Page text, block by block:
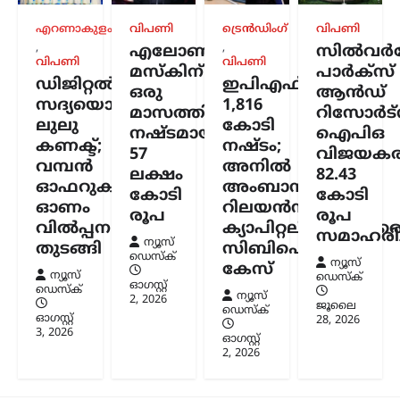
പുതിയ പരമോന്നത
നേതാവിന്റെ സാന്നിധ്യം
കരുത്തെന്ന് ഇറാൻ
പ്രസിഡന്റ്
ന്യൂസ് ഡെസ്ക്
ഓഗസ്റ്റ്‌ 6, 2026
ഇറാന്റെ പുതിയ പരമോന്നത നേതാവായ
മൊജ്തബ ഖമേനിയുമായി നേരിട്ട്
ആശയവിനിമയം നടത്തുന്നത് നിലവിൽ
ബുദ്ധിമുട്ടേറിയതാണെങ്കിലും,
അദ്ദേഹത്തിന്റെ നേതൃത്വം രാജ്യത്തിന്
വലിയ ആത്മവിശ്വാസവും കരുത്തും
പകരുന്നതായി പ്രസിഡന്റ് മസൂദ്…
കേരളം, ട്രെൻഡിംഗ് ലേറ്റസ്റ്റ് ന്യൂസ്
സ്ത്രീയെ
കരിങ്കുപ്പായത്തിൽ
കുഴിച്ചുമൂടുന്ന പരിപാടി;
നിരോധിക്കണമെന്ന്
എറണാകുളം
,
വിപണി
ഡിജിറ്റൽ
സദ്യയൊരുക്കി
ലുലു
കണക്ട്;
വമ്പൻ
ഓഫറുകളുമായി
ഓണം
വിൽപ്പന
തുടങ്ങി
ന്യൂസ്
ഡെസ്ക്
ഓഗസ്റ്റ്‌
3, 2026
വിപണി
എലോൺ
മസ്കിന്
ഒരു
മാസത്തിനുള്ളിൽ
നഷ്ടമായത്
57
ലക്ഷം
കോടി
രൂപ
ന്യൂസ്
ഡെസ്ക്
ഓഗസ്റ്റ്‌
2, 2026
ട്രെൻഡിംഗ്
,
വിപണി
ഇപിഎഫ്ഒയ്ക്ക്
1,816
കോടി
നഷ്ടം;
അനിൽ
അംബാനിക്കും
റിലയൻസ്
സിബിഐ
കേസ്
ന്യൂസ്
ഡെസ്ക്
ഓഗസ്റ്റ്‌
2, 2026
വിപണി
പാർക്സ്
ആൻഡ്
ഐപിഒ
82.43
കോടി
രൂപ
ന്യൂസ്
ഡെസ്ക്
ജൂലൈ
28, 2026